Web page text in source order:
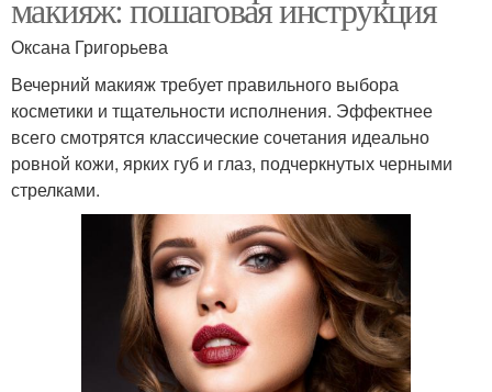
макияж: пошаговая инструкция
Оксана Григорьева
Вечерний макияж требует правильного выбора
косметики и тщательности исполнения. Эффектнее
всего смотрятся классические сочетания идеально
ровной кожи, ярких губ и глаз, подчеркнутых черными
стрелками.